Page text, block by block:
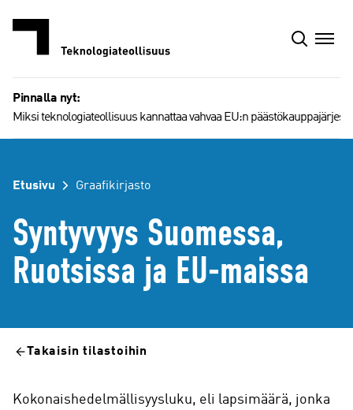
Pinnalla nyt:
Miksi teknologiateollisuus kannattaa vahvaa EU:n
Etusivu Graafikirjasto
Syntyvyys Suomessa,
Ruotsissa ja EU-maissa
Takaisin tilastoihin
Kokonaishedelmällisyysluku, eli lapsimäärä, jonka